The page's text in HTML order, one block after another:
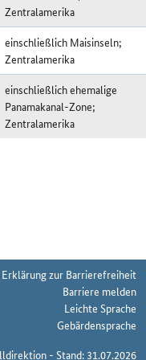
Zentralamerika
einschließlich Maisinseln;
Zentralamerika
einschließlich ehemalige
Panamakanal-Zone;
Zentralamerika
Erklärung zur Barrierefreiheit
Barriere melden
Leichte Sprache
Gebärdensprache
- Stand: 31.07.2026